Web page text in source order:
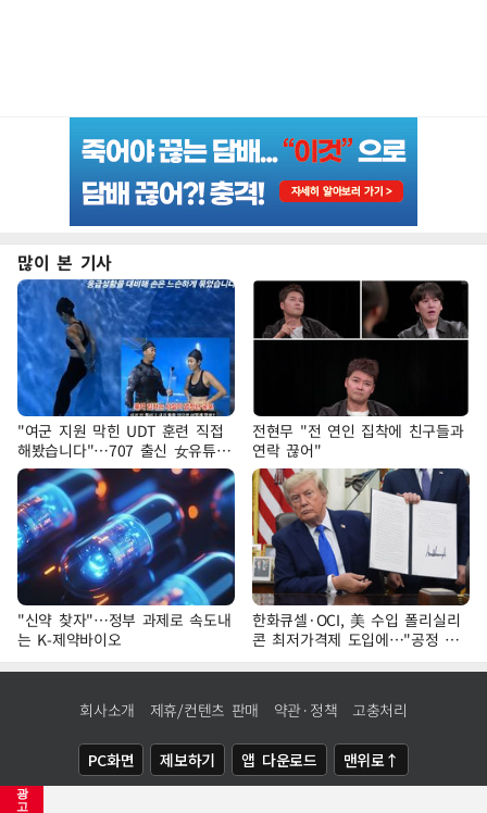
광
고
많이 본 기사
"여군 지원 막힌 UDT 훈련 직접
해봤습니다"…707 출신 女유튜버
'완벽 소화'
전현무 "전 연인 집착에 친구들과
연락 끊어"
"신약 찾자"…정부 과제로 속도내
는 K-제약바이오
한화큐셀·OCI, 美 수입 폴리실리
콘 최저가격제 도입에…"공정 경
쟁·수익성 개선 환영"
회사소개 제휴/컨텐츠 판매 약관·정책 고충처리
PC화면 제보하기 앱 다운로드 맨위로↑